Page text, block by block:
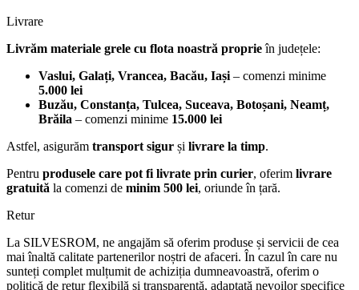
Livrare
Livrăm materiale grele cu flota noastră proprieîn județele:
Vaslui, Galați, Vrancea, Bacău, Iași – comenzi minime
5.000 lei
Buzău, Constanța, Tulcea, Suceava, Botoșani, Neamț,
Brăila – comenzi minime 15.000 lei
Astfel, asigurăm transport sigur și livrare la timp.
Pentru produsele care pot fi livrate prin curier, oferim livrare
gratuită la comenzi de minim 500 lei, oriunde în țară.
Retur
La SILVESROM, ne angajăm să oferim produse și servicii de cea
mai înaltă calitate partenerilor noștri de afaceri. În cazul în care nu
sunteți complet mulțumit de achiziția dumneavoastră, oferim o
politică de retur flexibilă și transparentă, adaptată nevoilor specifice